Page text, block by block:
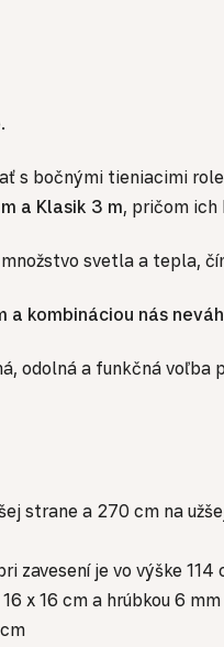
s bočnými tieniacimi
a Klasik 3 m, pričom ich
svetla a tepla,
a kombináciou nás
odolná a funkčná voľba
strane a 270 cm na
zavesení je vo výške 114
x 16 cm a hrúbkou 6 mm